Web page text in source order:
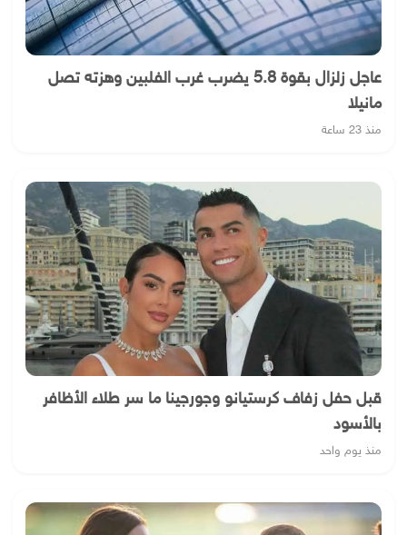
عاجل زلزال بقوة 5.8 يضرب غرب الفلبين وهزته تصل
مانيلا
منذ 23 ساعة
قبل حفل زفاف كرستيانو وجورجينا ما سر طلاء الأظافر
بالأسود
منذ يوم واحد